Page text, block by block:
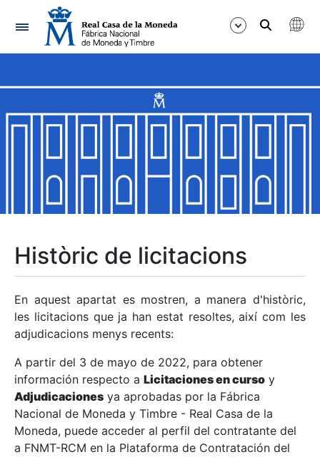
Navegació
Mostra/Amaga
Mostra/Amaga
Mostra/Amaga
Mostra/Amaga
Mostra/Amaga
Històric de licitacions
En aquest apartat es mostren, a manera d'històric,
les licitacions que ja han estat resoltes, així com les
adjudicacions menys recents:
A partir del 3 de mayo de 2022, para obtener
información respecto a Licitaciones en curso y
Adjudicaciones ya aprobadas por la Fábrica
Nacional de Moneda y Timbre - Real Casa de la
Moneda, puede acceder al perfil del contratante del
a FNMT-RCM en la Plataforma de Contratación del